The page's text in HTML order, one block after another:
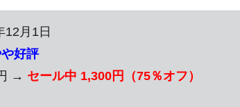
12月1日
好評
→ セール中 1,300円（75％オフ）